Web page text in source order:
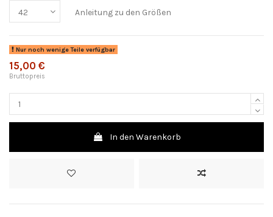
Anleitung zu den Größen
Nur noch wenige Teile verfügbar
15,00 €
Bruttopreis
In den Warenkorb